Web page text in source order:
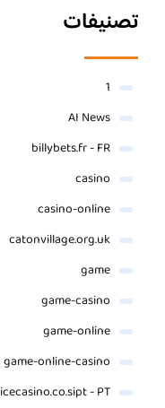
تصنيفات
1
AI News
billybets.fr - FR
casino
casino-online
catonvillage.org.uk
game
game-casino
game-online
game-online-casino
icecasino.co.sipt - PT